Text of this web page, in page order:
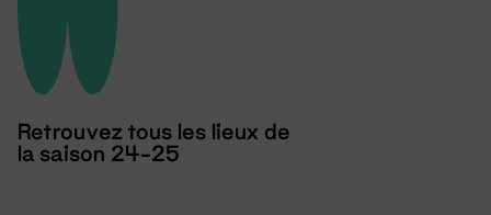
Retrouvez tous les lieux de
la saison 24-25